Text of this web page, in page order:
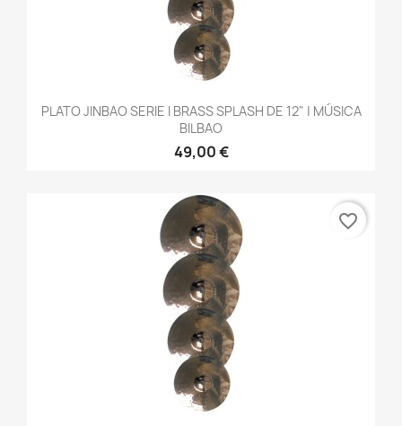
PLATO JINBAO SERIE I BRASS SPLASH DE 12" | MÚSICA
BILBAO
49,00 €
favorite_border